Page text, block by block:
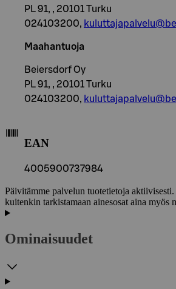
PL 91, , 20101 Turku
024103200,
Maahantuoja
Beiersdorf Oy
PL 91, , 20101 Turku
024103200,
EAN
4005900737984
Päivitämme palvelun tuotetietoja aktiivisesti.
kuitenkin tarkistamaan ainesosat aina myös
Ominaisuudet